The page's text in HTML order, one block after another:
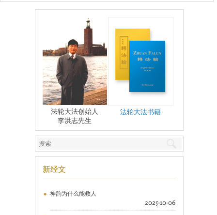
法轮大法创始人
李洪志先生
法轮大法书籍
新经文
神韵为什么能救人
2025-10-06